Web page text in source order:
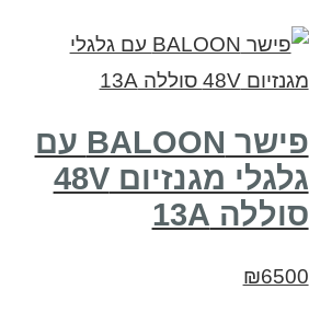
פישר BALOON עם
גלגלי מגנזיום 48V
סוללה 13A
₪6500